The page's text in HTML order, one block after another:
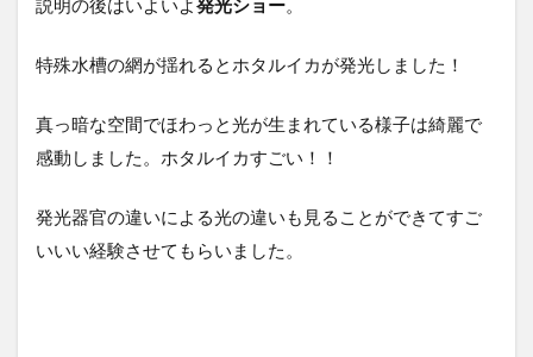
説明の後はいよいよ発光ショー。
特殊水槽の網が揺れるとホタルイカが発光しました！
真っ暗な空間でほわっと光が生まれている様子は綺麗で
感動しました。ホタルイカすごい！！
発光器官の違いによる光の違いも見ることができてすご
いいい経験させてもらいました。